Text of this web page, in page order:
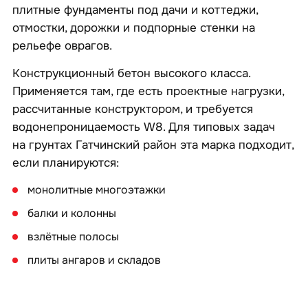
плитные фундаменты под дачи и коттеджи,
отмостки, дорожки и подпорные стенки на
рельефе оврагов.
Конструкционный бетон высокого класса.
Применяется там, где есть проектные нагрузки,
рассчитанные конструктором, и требуется
водонепроницаемость W8. Для типовых задач
на грунтах Гатчинский район эта марка подходит,
если планируются:
монолитные многоэтажки
балки и колонны
взлётные полосы
плиты ангаров и складов